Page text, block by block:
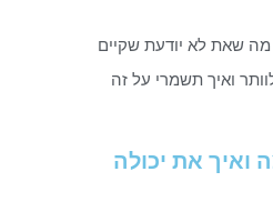
שאת לא יודעת שקיים
ואיך תשמרי על זה
את יכולה